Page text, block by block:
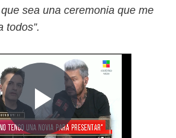
sea una ceremonia que me
todos”.